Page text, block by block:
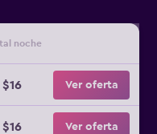
noche
$16 Ver oferta
$16 Ver oferta